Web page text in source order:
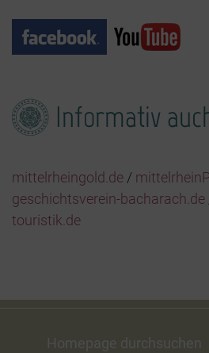
Informativ
mittelrheingold.de /
geschichtsverein-bacharach.de
touristik.de
Homepage durchsuchen